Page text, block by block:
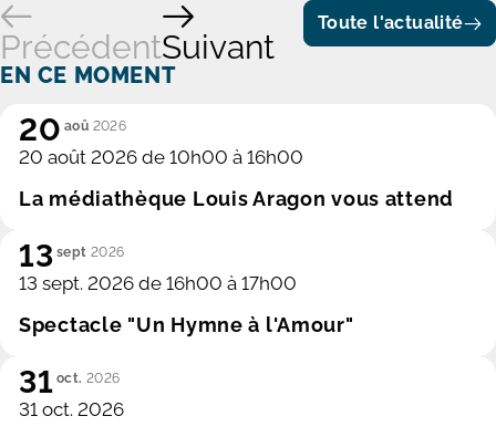
PrécédentSuivant
Toute l'actualité
EN CE MOMENT
La médiathèque Louis Aragon vous attend
20 aoû 2026
20 août 2026 de 10h00 à 16h00
Spectacle "Un Hymne à l'Amour"
13 sept 2026
13 sept. 2026 de 16h00 à 17h00
31 oct. 2026
31 oct. 2026